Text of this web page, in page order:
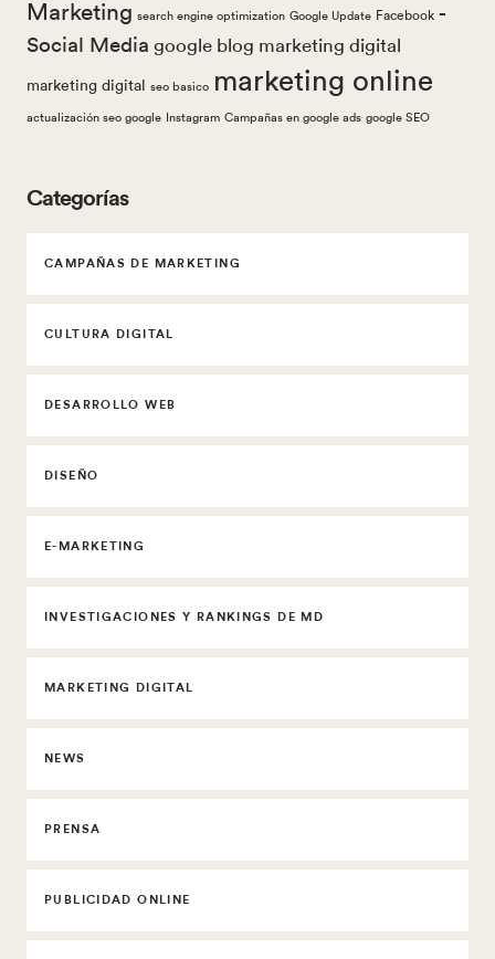
Marketing search engine optimization Google Update Facebook -
Social Media google blog marketing digital
marketing digital seo basico marketing online
actualización seo google Instagram Campañas en google ads google SEO
Categorías
CAMPAÑAS DE MARKETING
CULTURA DIGITAL
DESARROLLO WEB
DISEÑO
E-MARKETING
INVESTIGACIONES Y RANKINGS DE MD
MARKETING DIGITAL
NEWS
PRENSA
PUBLICIDAD ONLINE